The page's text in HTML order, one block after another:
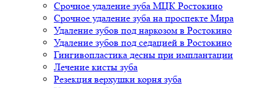
Срочное удаление зуба МЦК Ростокино
Срочное удаление зуба на проспекте Мира
Удаление зубов под наркозом в Ростокино
Удаление зубов под седацией в Ростокино
Гингивопластика десны при имплантации
Лечение кисты зуба
Резекция верхушки корня зуба